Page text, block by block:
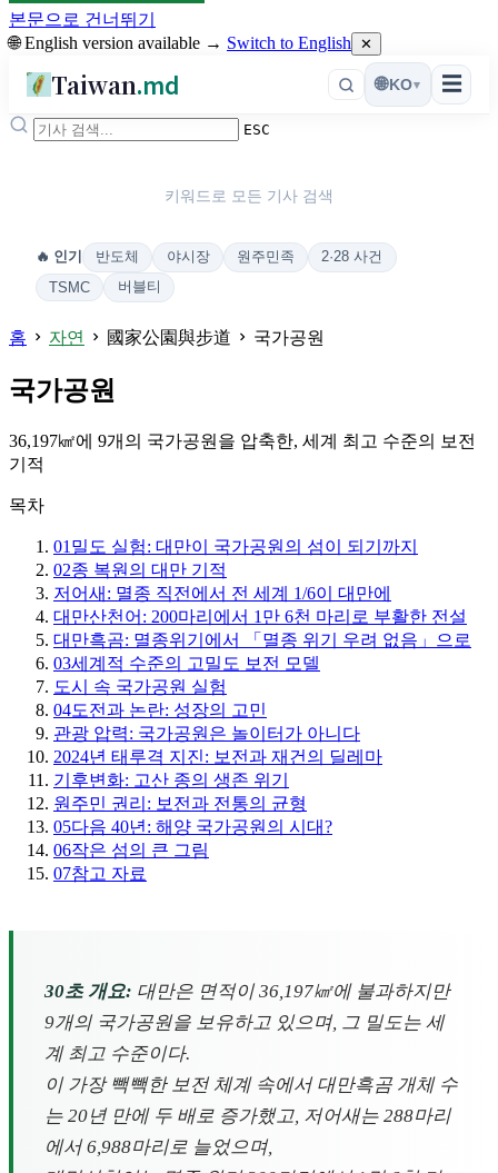
본문으로 건너뛰기
🌐 English version available → Switch to English ✕
Taiwan.md ☰
🌐KO▾
ESC
키워드로 모든 기사 검색
🔥 인기 반도체 야시장 원주민족
2·28 사건
TSMC
버블티
홈 자연 國家公園與步道 국가공원
국가공원
36,197㎢에 9개의 국가공원을 압축한, 세계 최고 수준의 보전
기적
목차
01 밀도 실험: 대만이 국가공원의 섬이 되기까지
02종 복원의 대만 기적
저어새: 멸종 직전에서 전 세계 1/6이 대만에
대만산천어: 200마리에서 1만 6천 마리로 부활한 전설
대만흑곰: 멸종위기에서 「멸종 위기 우려 없음」으로
03세계적 수준의 고밀도 보전 모델
도시 속 국가공원 실험
04도전과 논란: 성장의 고민
관광 압력: 국가공원은 놀이터가 아니다
2024년 태루격 지진: 보전과 재건의 딜레마
기후변화: 고산 종의 생존 위기
원주민 권리: 보전과 전통의 균형
05다음 40년: 해양 국가공원의 시대?
06작은 섬의 큰 그림
07참고 자료
30초 개요: 대만은 면적이 36,197㎢에 불과하지만
9개의 국가공원을 보유하고 있으며, 그 밀도는 세
계 최고 수준이다.
이 가장 빽빽한 보전 체계 속에서 대만흑곰 개체 수
는 20년 만에 두 배로 증가했고, 저어새는 288마리
에서 6,988마리로 늘었으며,